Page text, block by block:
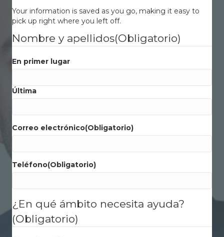
Your information is saved as you go, making it easy to
pick up right where you left off.
Nombre y apellidos(Obligatorio)
En primer lugar
Última
Correo electrónico(Obligatorio)
Teléfono(Obligatorio)
¿En qué ámbito necesita ayuda?
(Obligatorio)